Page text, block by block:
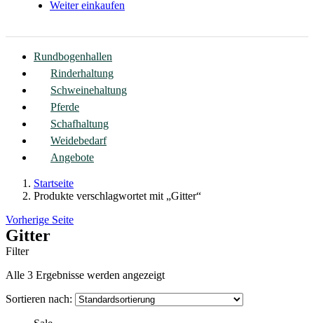
Weiter einkaufen
Rundbogenhallen
Rinderhaltung
Schweinehaltung
Pferde
Schafhaltung
Weidebedarf
Angebote
Startseite
Produkte verschlagwortet mit „Gitter“
Vorherige Seite
Gitter
Filter
Alle 3 Ergebnisse werden angezeigt
Sortieren nach: